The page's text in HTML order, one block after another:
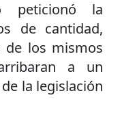
peticionó la
de cantidad,
de los mismos
a un
la legislación